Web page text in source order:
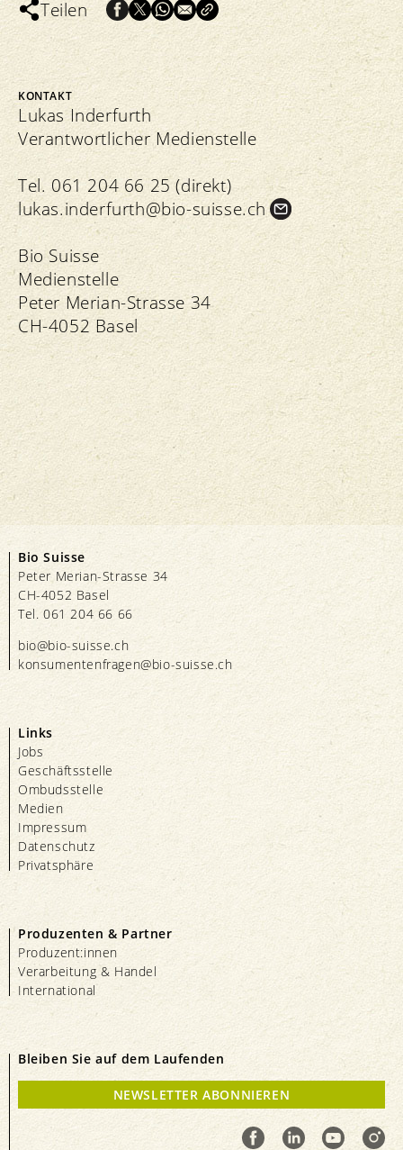
Teilen
KONTAKT
Lukas Inderfurth
Verantwortlicher Medienstelle
Tel. 061 204 66 25 (direkt)
lukas.inderfurth@bio-suisse.ch
Bio Suisse
Medienstelle
Peter Merian-Strasse 34
CH-4052 Basel
Bio Suisse
Peter Merian-Strasse 34
CH-4052 Basel
Tel. 061 204 66 66
bio@bio-suisse.ch
konsumentenfragen@bio-suisse.ch
Links
Jobs
Geschäftsstelle
Ombudsstelle
Medien
Impressum
Datenschutz
Privatsphäre
Produzenten & Partner
Produzent:innen
Verarbeitung & Handel
International
Bleiben Sie auf dem Laufenden
NEWSLETTER ABONNIEREN